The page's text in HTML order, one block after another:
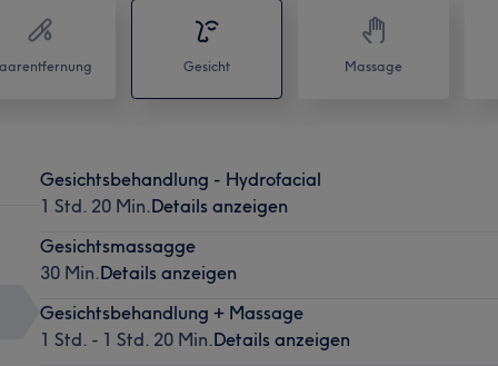
Gesicht Massage
Gesichtsbehandlung - Hydrofacial
1 Std. 20 Min.Details anzeigen
Gesichtsmassagge
30 Min.Details anzeigen
Gesichtsbehandlung + Massage
1 Std. - 1 Std. 20 Min.Details anzeigen